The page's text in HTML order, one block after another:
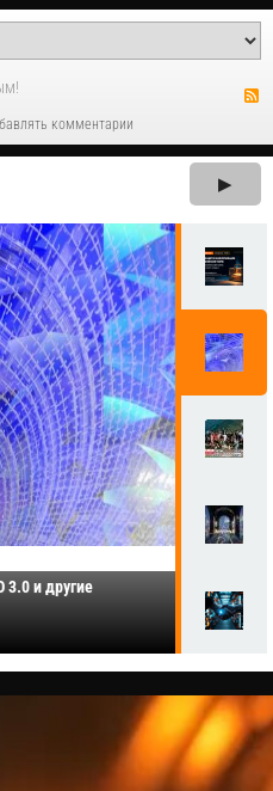
комментарии
▶
и другие